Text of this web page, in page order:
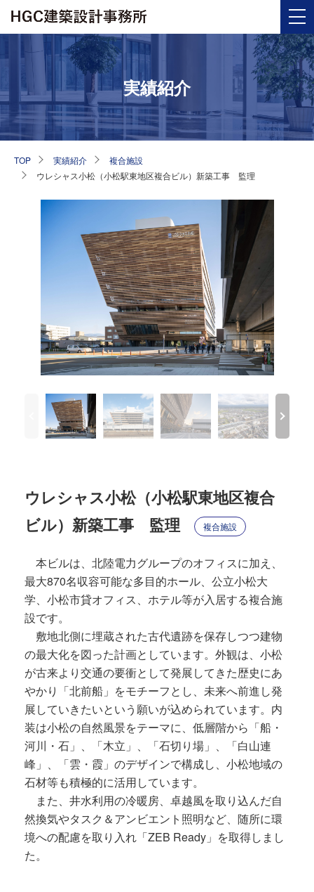
実績紹介
TOP 実績紹介
複合施設
ウレシャス小松（小松駅東地区複合ビル）新築工事 監理
ウレシャス小松（小松駅東地区複合
ビル）新築工事 監理
複合施設
本ビルは、北陸電力グループのオフィスに加え、
最大870名収容可能な多目的ホール、公立小松大
学、小松市貸オフィス、ホテル等が入居する複合施
設です。
敷地北側に埋蔵された古代遺跡を保存しつつ建物
の最大化を図った計画としています。外観は、小松
が古来より交通の要衝として発展してきた歴史にあ
やかり「北前船」をモチーフとし、未来へ前進し発
展していきたいという願いが込められています。内
装は小松の自然風景をテーマに、低層階から「船・
河川・石」、「木立」、「石切り場」、「白山連
峰」、「雲・霞」のデザインで構成し、小松地域の
石材等も積極的に活用しています。
また、井水利用の冷暖房、卓越風を取り込んだ自
然換気やタスク＆アンビエント照明など、随所に環
境への配慮を取り入れ「ZEB Ready」を取得しまし
た。